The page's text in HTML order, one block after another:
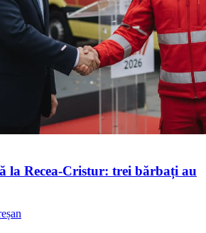
la Recea-Cristur: trei bărbați au